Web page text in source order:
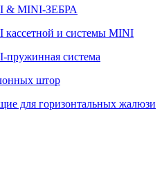
& MINI-ЗЕБРА
и системы MINI
система
штор
для горизонтальных жалюзи